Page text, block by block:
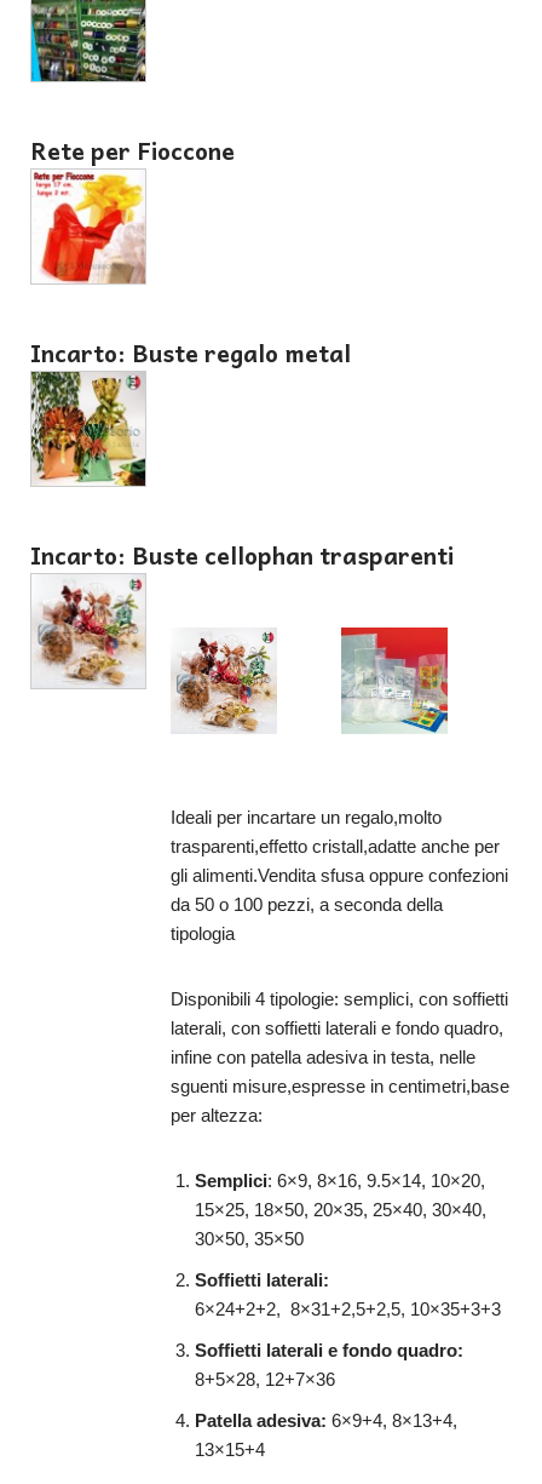
Rete per Fioccone
Incarto: Buste regalo metal
Incarto: Buste cellophan trasparenti
Ideali per incartare un regalo,molto
trasparenti,effetto cristall,adatte anche per
gli alimenti.Vendita sfusa oppure confezioni
da 50 o 100 pezzi, a seconda della
tipologia
Disponibili 4 tipologie: semplici, con soffietti
laterali, con soffietti laterali e fondo quadro,
infine con patella adesiva in testa, nelle
sguenti misure,espresse in centimetri,base
per altezza:
Semplici: 6×9, 8×16, 9.5×14, 10×20,
15×25, 18×50, 20×35, 25×40, 30×40,
30×50, 35×50
Soffietti laterali:
6×24+2+2, 8×31+2,5+2,5, 10×35+3+3
Soffietti laterali e fondo quadro:
8+5×28, 12+7×36
Patella adesiva: 6×9+4, 8×13+4,
13×15+4